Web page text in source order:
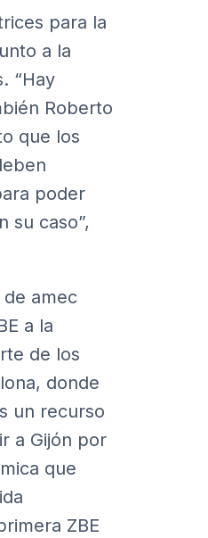
para la
a la
“Hay
Roberto
que los
poder
su caso”,
amec
a la
de los
donde
un recurso
a Gijón por
que
ZBE